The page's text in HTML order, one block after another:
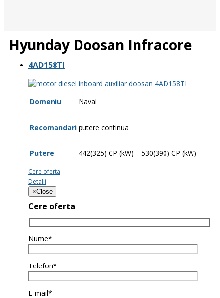
Hyunday Doosan Infracore
4AD158TI
Domeniu Naval
Recomandari putere continua
Putere 442(325) CP (kW) – 530(390) CP (kW)
Cere oferta
Detalii
×Close
Cere oferta
Nume*
Telefon*
E-mail*